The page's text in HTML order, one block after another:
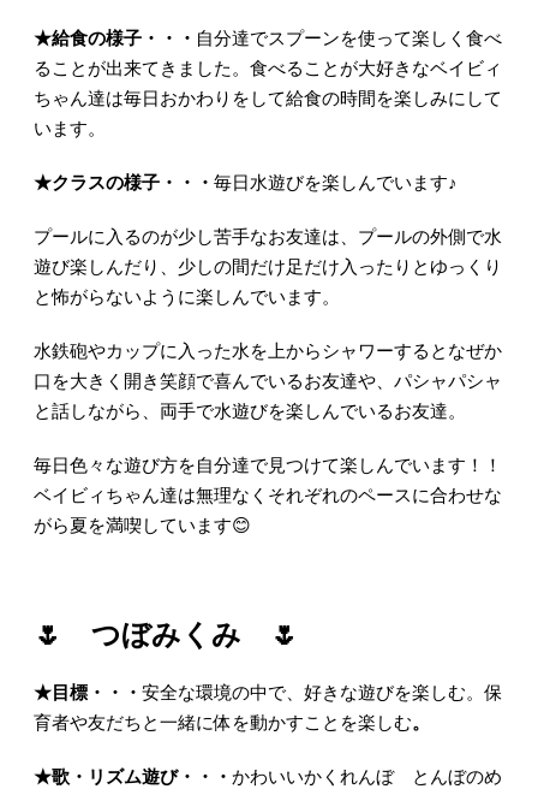
★給食の様子・・・ 自分達でスプーンを使って楽しく食べ
ることが出来てきました。食べることが大好きなベイビィ
ちゃん達は毎日おかわりをして給食の時間を楽しみにして
います。
★クラスの様子・・・ 毎日水遊びを楽しんでいます♪
プールに入るのが少し苦手なお友達は、プールの外側で水
遊び楽しんだり、少しの間だけ足だけ入ったりとゆっくり
と怖がらないように楽しんでいます。
水鉄砲やカップに入った水を上からシャワーするとなぜか
口を大きく開き笑顔で喜んでいるお友達や、パシャパシャ
と話しながら、両手で水遊びを楽しんでいるお友達。
毎日色々な遊び方を自分達で見つけて楽しんでいます！！
ベイビィちゃん達は無理なくそれぞれのペースに合わせな
がら夏を満喫しています😊
🌷 つぼみくみ 🌷
★目標・・・ 安全な環境の中で、好きな遊びを楽しむ。保
育者や友だちと一緒に体を動かすことを楽しむ。
★歌・リズム遊び・・・ かわいいかくれんぼ とんぼのめ